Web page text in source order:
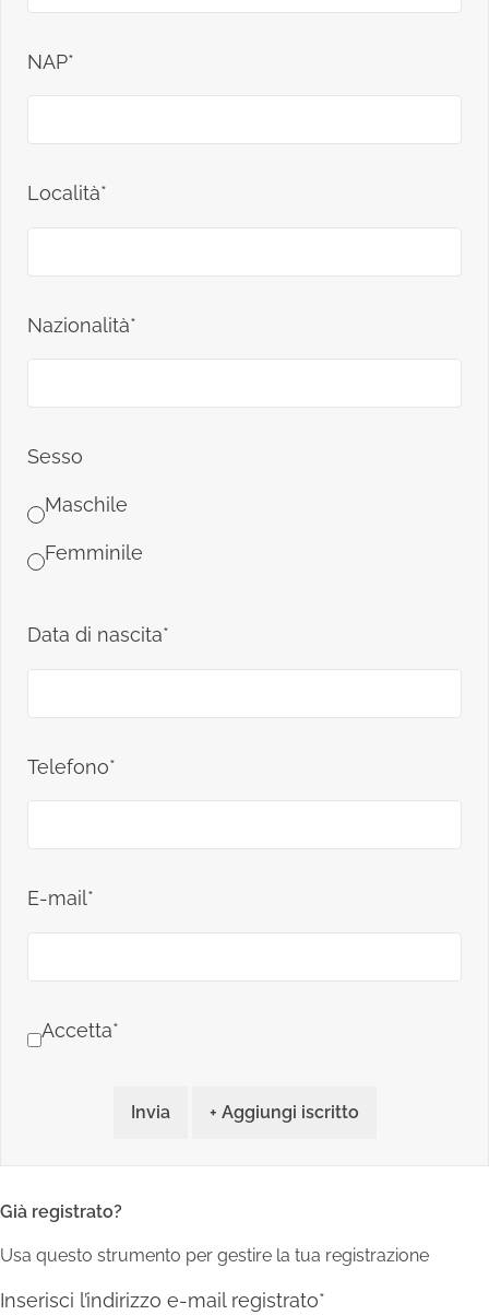
NAP*
Località*
Nazionalità*
Sesso
Maschile
Femminile
Data di nascita*
Telefono*
E-mail*
Accetta*
Invia + Aggiungi iscritto
Già registrato?
Usa questo strumento per gestire la tua registrazione
Inserisci l’indirizzo e-mail registrato*